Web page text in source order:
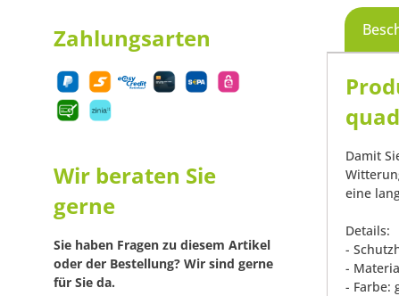
Zahlungsarten
Wir beraten Sie
gerne
Sie haben Fragen zu diesem Artikel
oder der Bestellung? Wir sind gerne
für Sie da.
Damit
eine
Details:
-
-
- Farbe: